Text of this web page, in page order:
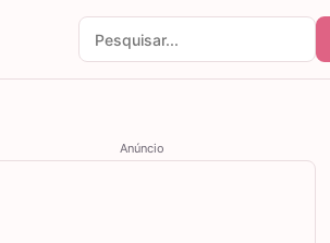
Pesquisar por:
Anúncio